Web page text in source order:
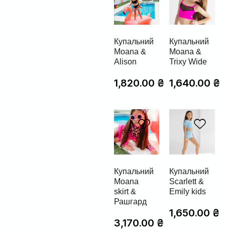
Купальний
Moana &
Alison
1,820.00 ₴
Купальний
Moana &
Trixy Wide
1,640.00 ₴
Купальний
Moana
skirt &
Рашгард
3,170.00 ₴
Купальний
Scarlett &
Emily kids
1,650.00 ₴